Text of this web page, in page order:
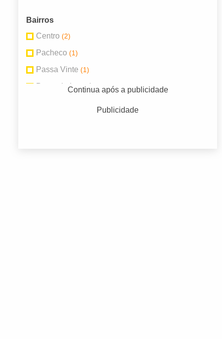
Bairros
Centro (2)
Pacheco (1)
Passa Vinte (1)
Ponte do Imaruim(2)
Continua após a publicidade
Publicidade